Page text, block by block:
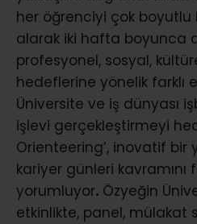
her öğrenciyi çok boyutlu
alarak iki hafta boyunca
profesyonel, sosyal,
hedeflerine yönelik farklı
Üniversite ve iş dünyası
işlevi gerçekleştirmeyi
Orienteering’, inovatif bir
kariyer günleri kavramını
yorumluyor. Özyeğin
etkinlikte, panel, mülakat